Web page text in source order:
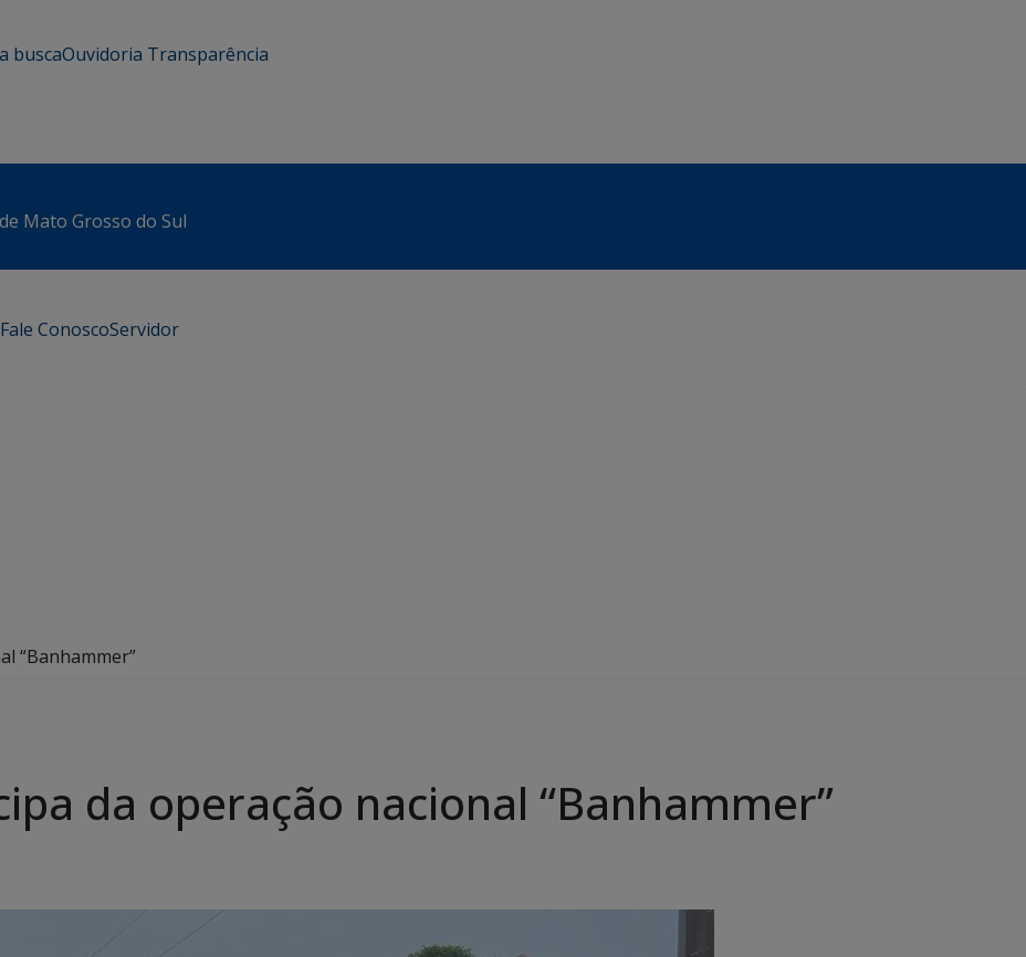
buscaOuvidoria Transparência
Mato Grosso do Sul
Fale ConoscoServidor
“Banhammer”
da operação nacional “Banhammer”